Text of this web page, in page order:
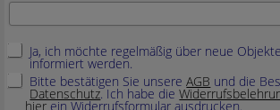
Ja, ich möchte regelmäßig über neue
informiert werden.
Bitte bestätigen Sie unsereAGB und die
Datenschutz. Ich habe die
hier ein Widerrufsformular ausdrucken.